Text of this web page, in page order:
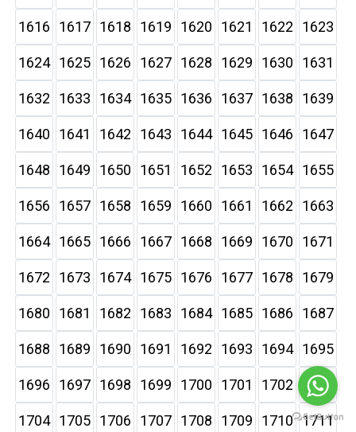
1616 1617 1618 1619 1620 1621 1622 1623
1624 1625 1626 1627 1628 1629 1630 1631
1632 1633 1634 1635 1636 1637 1638 1639
1640 1641 1642 1643 1644 1645 1646 1647
1648 1649 1650 1651 1652 1653 1654 1655
1656 1657 1658 1659 1660 1661 1662 1663
1664 1665 1666 1667 1668 1669 1670 1671
1672 1673 1674 1675 1676 1677 1678 1679
1680 1681 1682 1683 1684 1685 1686 1687
1688 1689 1690 1691 1692 1693 1694 1695
1696 1697 1698 1699 1700 1701 1702 1703
1704 1705 1706 1707 1708 1709 1710 1711